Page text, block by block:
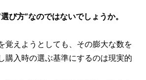
び方”なのではないでしょうか。
覚えようとしても、その膨大な数を
購入時の選ぶ基準にするのは現実的